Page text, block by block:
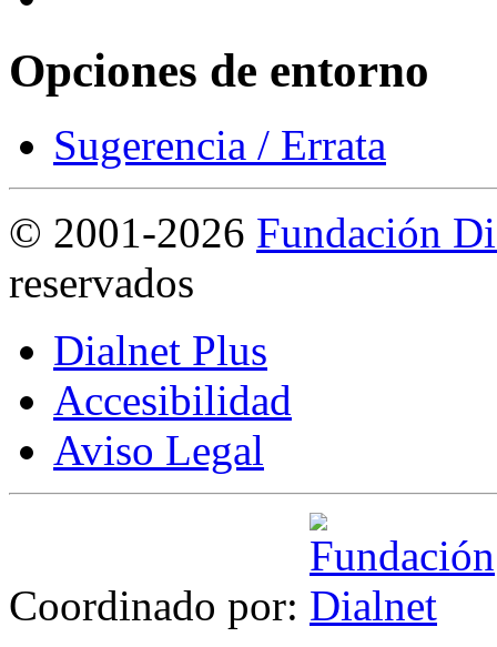
Opciones de entorno
Sugerencia / Errata
© 2001-2026 Fundación
reservados
Dialnet Plus
Accesibilidad
Aviso Legal
Coordinado por: